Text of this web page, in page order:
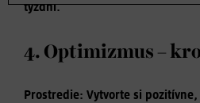
týždni.
4. Optimizmus –
Prostredie: Vytvorte si